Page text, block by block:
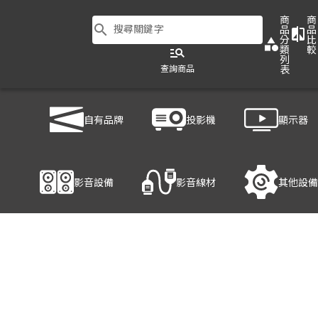
search 搜尋關鍵字
manage_search
查詢商品
category
商
品
分
類
列
表
compare
商
品
比
較
自有品牌 投影機 顯示器
影音設備 影音線材 其他設備
產品細節